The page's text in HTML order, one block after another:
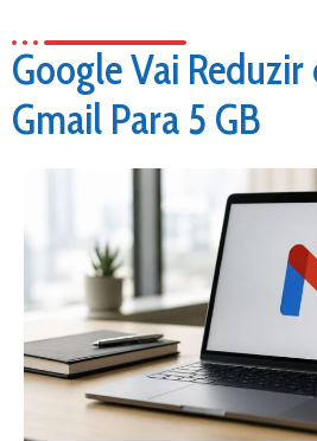
Google Vai
Gmail Para 5 GB